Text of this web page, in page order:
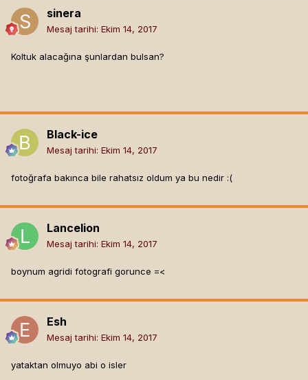
sinera
Mesaj tarihi: Ekim 14, 2017
Koltuk alacağına şunlardan bulsan?
Black-ice
Mesaj tarihi: Ekim 14, 2017
fotoğrafa bakınca bile rahatsız oldum ya bu nedir :(
Lancelion
Mesaj tarihi: Ekim 14, 2017
boynum agridi fotografi gorunce =<
Esh
Mesaj tarihi: Ekim 14, 2017
yataktan olmuyo abi o isler